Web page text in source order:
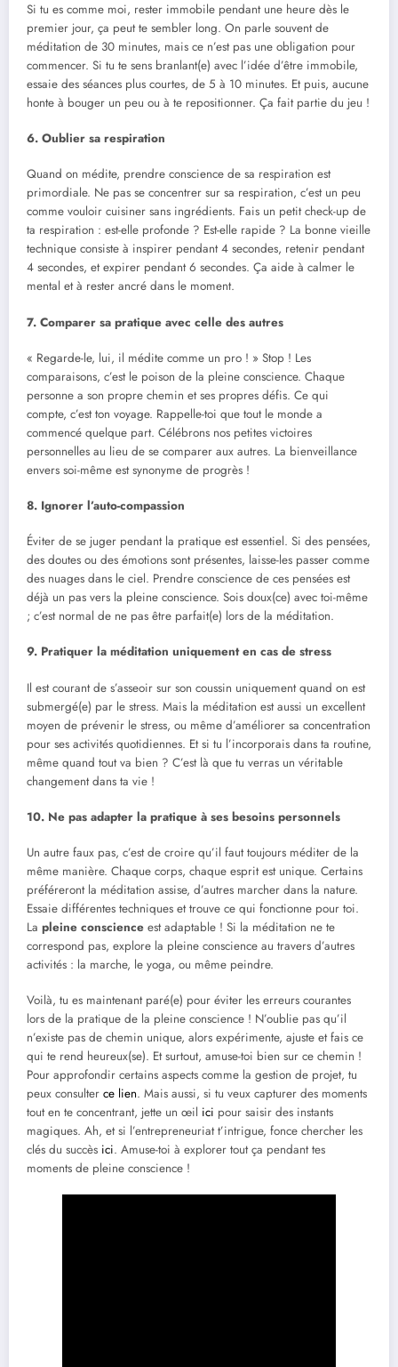
Si tu es comme moi, rester immobile pendant une heure dès le
premier jour, ça peut te sembler long. On parle souvent de
méditation de 30 minutes, mais ce n’est pas une obligation pour
commencer. Si tu te sens branlant(e) avec l’idée d’être immobile,
essaie des séances plus courtes, de 5 à 10 minutes. Et puis, aucune
honte à bouger un peu ou à te repositionner. Ça fait partie du jeu !
6. Oublier sa respiration
Quand on médite, prendre conscience de sa respiration est
primordiale. Ne pas se concentrer sur sa respiration, c’est un peu
comme vouloir cuisiner sans ingrédients. Fais un petit check-up de
ta respiration : est-elle profonde ? Est-elle rapide ? La bonne vieille
technique consiste à inspirer pendant 4 secondes, retenir pendant
4 secondes, et expirer pendant 6 secondes. Ça aide à calmer le
mental et à rester ancré dans le moment.
7. Comparer sa pratique avec celle des autres
« Regarde-le, lui, il médite comme un pro ! » Stop ! Les
comparaisons, c’est le poison de la pleine conscience. Chaque
personne a son propre chemin et ses propres défis. Ce qui
compte, c’est ton voyage. Rappelle-toi que tout le monde a
commencé quelque part. Célébrons nos petites victoires
personnelles au lieu de se comparer aux autres. La bienveillance
envers soi-même est synonyme de progrès !
8. Ignorer l’auto-compassion
Éviter de se juger pendant la pratique est essentiel. Si des pensées,
des doutes ou des émotions sont présentes, laisse-les passer comme
des nuages dans le ciel. Prendre conscience de ces pensées est
déjà un pas vers la pleine conscience. Sois doux(ce) avec toi-même
; c’est normal de ne pas être parfait(e) lors de la méditation.
9. Pratiquer la méditation uniquement en cas de stress
Il est courant de s’asseoir sur son coussin uniquement quand on est
submergé(e) par le stress. Mais la méditation est aussi un excellent
moyen de prévenir le stress, ou même d’améliorer sa concentration
pour ses activités quotidiennes. Et si tu l’incorporais dans ta routine,
même quand tout va bien ? C’est là que tu verras un véritable
changement dans ta vie !
10. Ne pas adapter la pratique à ses besoins personnels
Un autre faux pas, c’est de croire qu’il faut toujours méditer de la
même manière. Chaque corps, chaque esprit est unique. Certains
préféreront la méditation assise, d’autres marcher dans la nature.
Essaie différentes techniques et trouve ce qui fonctionne pour toi.
La pleine conscience est adaptable ! Si la méditation ne te
correspond pas, explore la pleine conscience au travers d’autres
activités : la marche, le yoga, ou même peindre.
Voilà, tu es maintenant paré(e) pour éviter les erreurs courantes
lors de la pratique de la pleine conscience ! N’oublie pas qu’il
n’existe pas de chemin unique, alors expérimente, ajuste et fais ce
qui te rend heureux(se). Et surtout, amuse-toi bien sur ce chemin !
Pour approfondir certains aspects comme la gestion de projet, tu
peux consulter ce lien. Mais aussi, si tu veux capturer des moments
tout en te concentrant, jette un œil ici pour saisir des instants
magiques. Ah, et si l’entrepreneuriat t’intrigue, fonce chercher les
clés du succès ici. Amuse-toi à explorer tout ça pendant tes
moments de pleine conscience !